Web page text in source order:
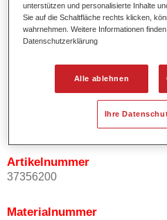
Produktmerkmale
Für die effiziente nass-in-
Besitzt einen sehr hohen
Erzielt einen guten
Artikelnummer
37356200
Materialnummer
unterstützen und personalisierte Inhalte
Sie auf die Schaltfläche rechts klicken,
wahrnehmen. Weitere Informationen
Datenschutzerklärung
Alle ablehnen
Ihre